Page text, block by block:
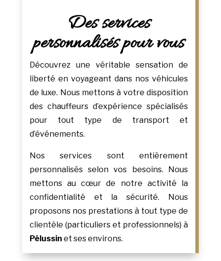
Des services
personnalisés pour vous
Découvrez une véritable sensation de
liberté en voyageant dans nos véhicules
de luxe. Nous mettons à votre disposition
des chauffeurs d’expérience spécialisés
pour tout type de transport et
d’événements.
Nos services sont entièrement
personnalisés selon vos besoins. Nous
mettons au cœur de notre activité la
confidentialité et la sécurité. Nous
proposons nos prestations à tout type de
clientèle (particuliers et professionnels) à
Pélussin et ses environs.